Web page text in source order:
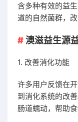
含多种有效的益
道的自然菌群，改
澳滋益生源
1. 改善消化功能
许多用户反馈在
到消化系统的改
肠道蠕动，帮助食